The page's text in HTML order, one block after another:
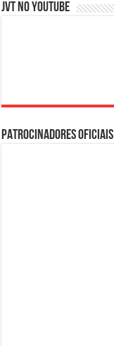
JVT NO YOUTUBE
PATROCINADORES OFICIAIS